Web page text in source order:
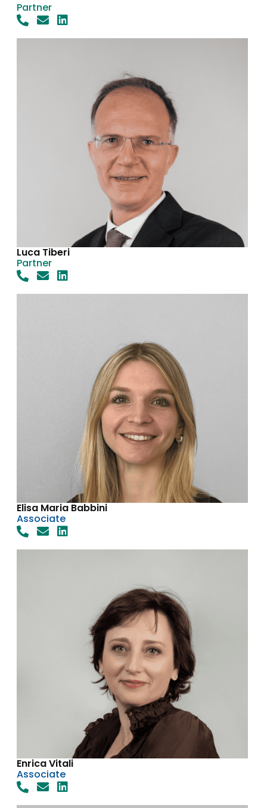
Partner
Luca Tiberi
Partner
Elisa Maria Babbini
Associate
Enrica Vitali
Associate